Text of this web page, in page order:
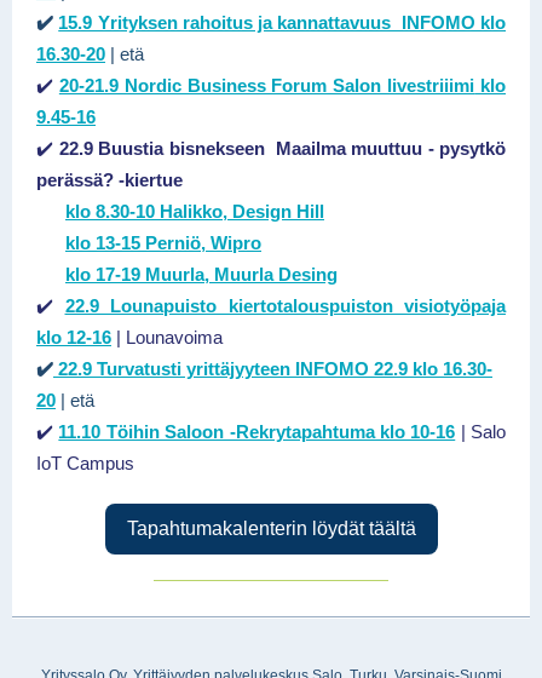
✔️ 15.9 Yrityksen rahoitus ja kannattavuus INFOMO klo
16.30-20 | etä
✔️ 20-21.9 Nordic Business Forum Salon livestriiimi klo
9.45-16
✔️ 22.9 Buustia bisnekseen Maailma muuttuu - pysytkö
perässä? -kiertue
klo 8.30-10 Halikko, Design Hill
klo 13-15 Perniö, Wipro
klo 17-19 Muurla, Muurla Desing
✔️ 22.9 Lounapuisto kiertotalouspuiston visiotyöpaja
klo 12-16 | Lounavoima
✔️ 22.9 Turvatusti yrittäjyyteen INFOMO 22.9 klo 16.30-
20 | etä
✔️ 11.10 Töihin Saloon -Rekrytapahtuma klo 10-16 | Salo
IoT Campus
Tapahtumakalenterin löydät täältä